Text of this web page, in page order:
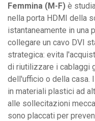
Femmina (M-F) è
nella porta HDMI della
istantaneamente in una
collegare un cavo DVI
strategica: evita
di riutilizzare i cablaggi
dell'ufficio o della casa.
in materiali plastici ad
alle sollecitazioni
sono placcati per